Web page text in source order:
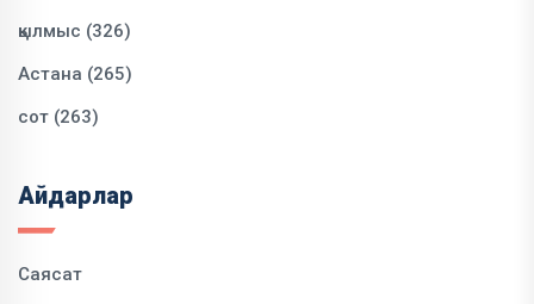
қылмыс (326)
Астана (265)
сот (263)
Айдарлар
Саясат